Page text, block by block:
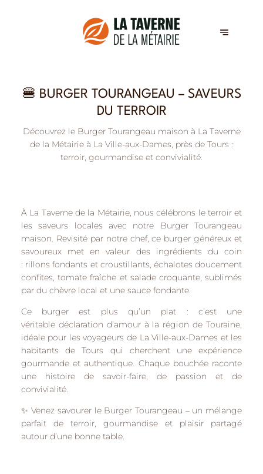
🍔 BURGER TOURANGEAU – SAVEURS
DU TERROIR
Découvrez le Burger Tourangeau maison à La Taverne
de la Métairie à La Ville-aux-Dames, près de Tours :
terroir, gourmandise et convivialité.
À La Taverne de la Métairie, nous célébrons le terroir et
les saveurs locales avec notre Burger Tourangeau
maison. Revisité par notre chef, ce burger généreux et
savoureux met en valeur des ingrédients du coin
: rillons fondants et croustillants, échalotes doucement
confites,tomate fraîche et salade croquante, sublimés
par du chèvre local et une sauce fondante.
Ce burger est plus qu’un plat : c’est une
véritable déclaration d’amour à la région de Touraine,
idéale pour les voyageurs de La Ville-aux-Dames et les
habitants deTours qui cherchent une expérience
gourmande et authentique. Chaque bouchée raconte
une histoire de savoir-faire, de passion et de
convivialité.
✨Venez savourer le Burger Tourangeau – un mélange
parfait de terroir, gourmandise et plaisir partagé
autour d’une bonne table.